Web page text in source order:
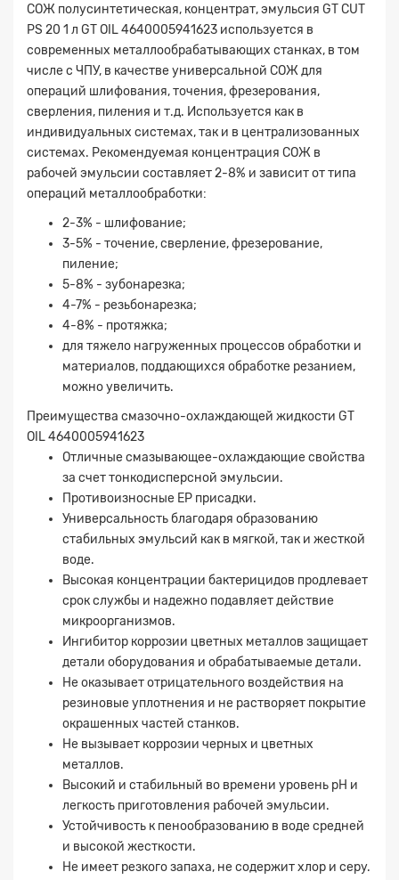
СОЖ полусинтетическая, концентрат, эмульсия GT CUT
PS 20 1 л GT OIL 4640005941623 используется в
современных металлообрабатывающих станках, в том
числе с ЧПУ, в качестве универсальной СОЖ для
операций шлифования, точения, фрезерования,
сверления, пиления и т.д. Используется как в
индивидуальных системах, так и в централизованных
системах. Рекомендуемая концентрация СОЖ в
рабочей эмульсии составляет 2-8% и зависит от типа
операций металлообработки:
2-3% - шлифование;
3-5% - точение, сверление, фрезерование,
пиление;
5-8% - зубонарезка;
4-7% - резьбонарезка;
4-8% - протяжка;
для тяжело нагруженных процессов обработки и
материалов, поддающихся обработке резанием,
можно увеличить.
Преимущества смазочно-охлаждающей жидкости GT
OIL 4640005941623
Отличные смазывающее-охлаждающие свойства
за счет тонкодисперсной эмульсии.
Противоизносные EP присадки.
Универсальность благодаря образованию
стабильных эмульсий как в мягкой, так и жесткой
воде.
Высокая концентрации бактерицидов продлевает
срок службы и надежно подавляет действие
микроорганизмов.
Ингибитор коррозии цветных металлов защищает
детали оборудования и обрабатываемые детали.
Не оказывает отрицательного воздействия на
резиновые уплотнения и не растворяет покрытие
окрашенных частей станков.
Не вызывает коррозии черных и цветных
металлов.
Высокий и стабильный во времени уровень рН и
легкость приготовления рабочей эмульсии.
Устойчивость к пенообразованию в воде средней
и высокой жесткости.
Не имеет резкого запаха, не содержит хлор и серу.
Заявка на расчет
Прикрепите
файл